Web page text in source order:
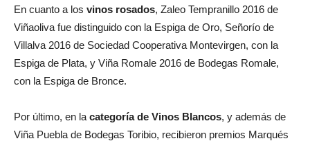
En cuanto a los vinos rosados, Zaleo Tempranillo 2016 de
Viñaoliva fue distinguido con la Espiga de Oro, Señorío de
Villalva 2016 de Sociedad Cooperativa Montevirgen, con la
Espiga de Plata, y Viña Romale 2016 de Bodegas Romale,
con la Espiga de Bronce.
Por último, en la categoría de Vinos Blancos, y además de
Viña Puebla de Bodegas Toribio, recibieron premios Marqués